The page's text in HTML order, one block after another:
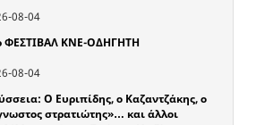
08-04
ΦΕΣΤΙΒΑΛ ΚΝΕ-ΟΔΗΓΗΤΗ
08-04
Ο Ευριπίδης, ο Καζαντζάκης, ο
στρατιώτης»… και άλλοι